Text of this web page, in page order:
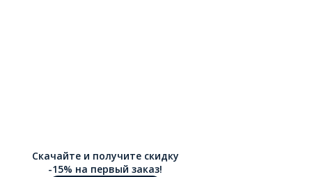
Скачайте и получите скидку
-15% на первый заказ!